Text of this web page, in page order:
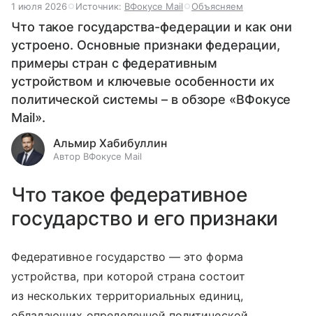
1 июля 2026 Источник: ВФокусе Mail Объясняем
Что такое государства-федерации и как они
устроено. Основные признаки федерации,
примеры стран с федеративным
устройством и ключевые особенности их
политической системы – в обзоре «ВФокусе
Mail».
Альмир Хабибуллин
Автор ВФокусе Mail
Что такое федеративное
государство и его признаки
Федеративное государство — это форма
устройства, при которой страна состоит
из нескольких территориальных единиц,